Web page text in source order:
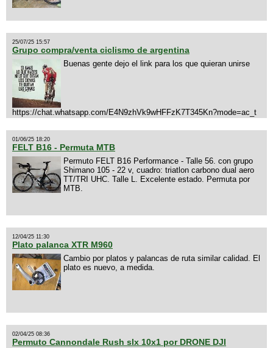
25/07/25 15:57
Grupo compra/venta ciclismo de argentina
Buenas gente dejo el link para los que quieran unirse
https://chat.whatsapp.com/E4N9zhVk9wHFFzK7T345Kn?mode=ac_t
01/06/25 18:20
FELT B16 - Permuta MTB
Permuto FELT B16 Performance - Talle 56. con grupo
Shimano 105 - 22 v, cuadro: triatlon carbono dual aero
TT/TRI UHC. Talle L. Excelente estado. Permuta por
MTB.
12/04/25 11:30
Plato palanca XTR M960
Cambio por platos y palancas de ruta similar calidad. El
plato es nuevo, a medida.
02/04/25 08:36
Permuto Cannondale Rush slx 10x1 por DRONE DJI